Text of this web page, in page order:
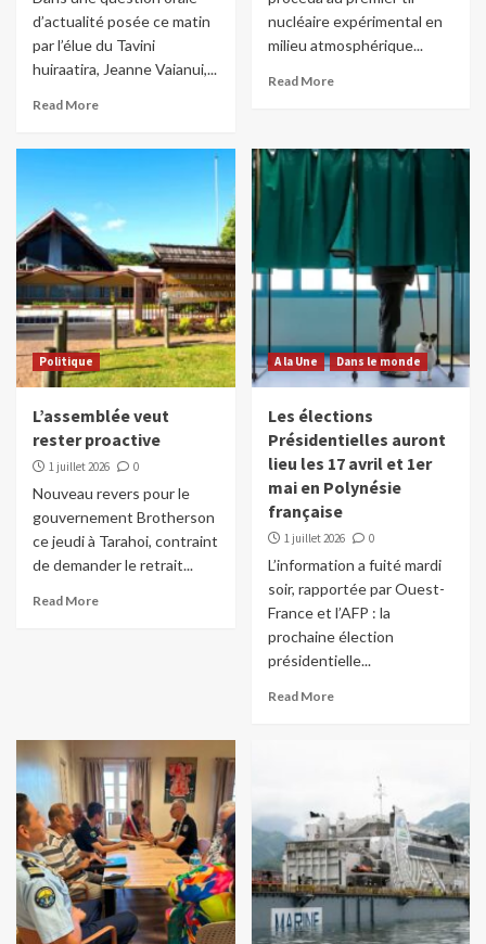
d’actualité posée ce matin
par l’élue du Tavini
huiraatira, Jeanne Vaianui,...
Read More
nucléaire expérimental en
milieu atmosphérique...
Read More
Politique
L’assemblée veut
rester proactive
1 juillet 2026 0
Nouveau revers pour le
gouvernement Brotherson
ce jeudi à Tarahoi, contraint
de demander le retrait...
Read More
A la Une Dans le monde
Les élections
Présidentielles auront
lieu les 17 avril et 1er
mai en Polynésie
française
1 juillet 2026 0
L’information a fuité mardi
soir, rapportée par Ouest-
France et l’AFP : la
prochaine élection
présidentielle...
Read More